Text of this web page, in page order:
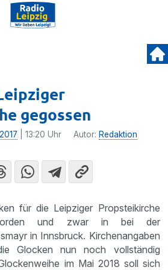
gegossen
| 13:20 Uhr Autor: Redaktion
für die Leipziger Propsteikirche
und zwar in bei der
in Innsbruck. Kirchenangaben
Glocken nun noch vollständig
im Mai 2018 soll sich